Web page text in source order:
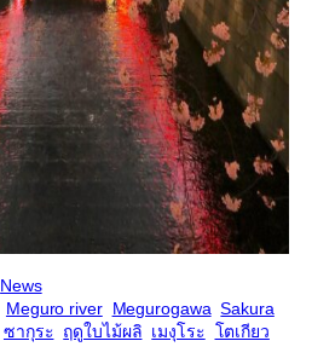
News
Meguro river Megurogawa Sakura
ซากุระ ฤดูใบไม้ผลิ ​เมงุโระ โตเกียว